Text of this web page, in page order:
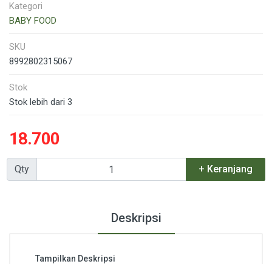
Kategori
BABY FOOD
SKU
8992802315067
Stok
Stok lebih dari 3
18.700
Qty + Keranjang
Deskripsi
Tampilkan Deskripsi